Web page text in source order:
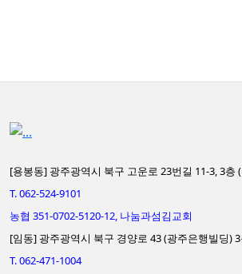
[용봉동] 광주광역시 북구 고운로 23번길 11-3, 3층
T. 062-524-9101
농협 351-0702-5120-12, 나눔과섬김교회
[임동] 광주광역시 북구 경양로 43 (광주은행빌딩)
T. 062-471-1004